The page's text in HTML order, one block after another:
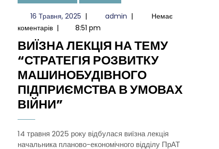
16 Травня, 202516
Травня,
2025
| admin admin
|
Немає
коментарів | 8:51 pm
ВИЇЗНА ЛЕКЦІЯ НА ТЕМУ
“СТРАТЕГІЯ РОЗВИТКУ
МАШИНОБУДІВНОГО
ПІДПРИЄМСТВА В УМОВАХ
ВІЙНИ”
НА
14 травня 2025 року відбулася виїзна лекція
начальника планово-економічного відділу ПрАТ